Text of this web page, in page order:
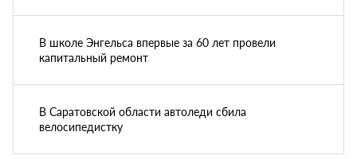
В школе Энгельса впервые за 60 лет провели
капитальный ремонт
В Саратовской области автоледи сбила
велосипедистку